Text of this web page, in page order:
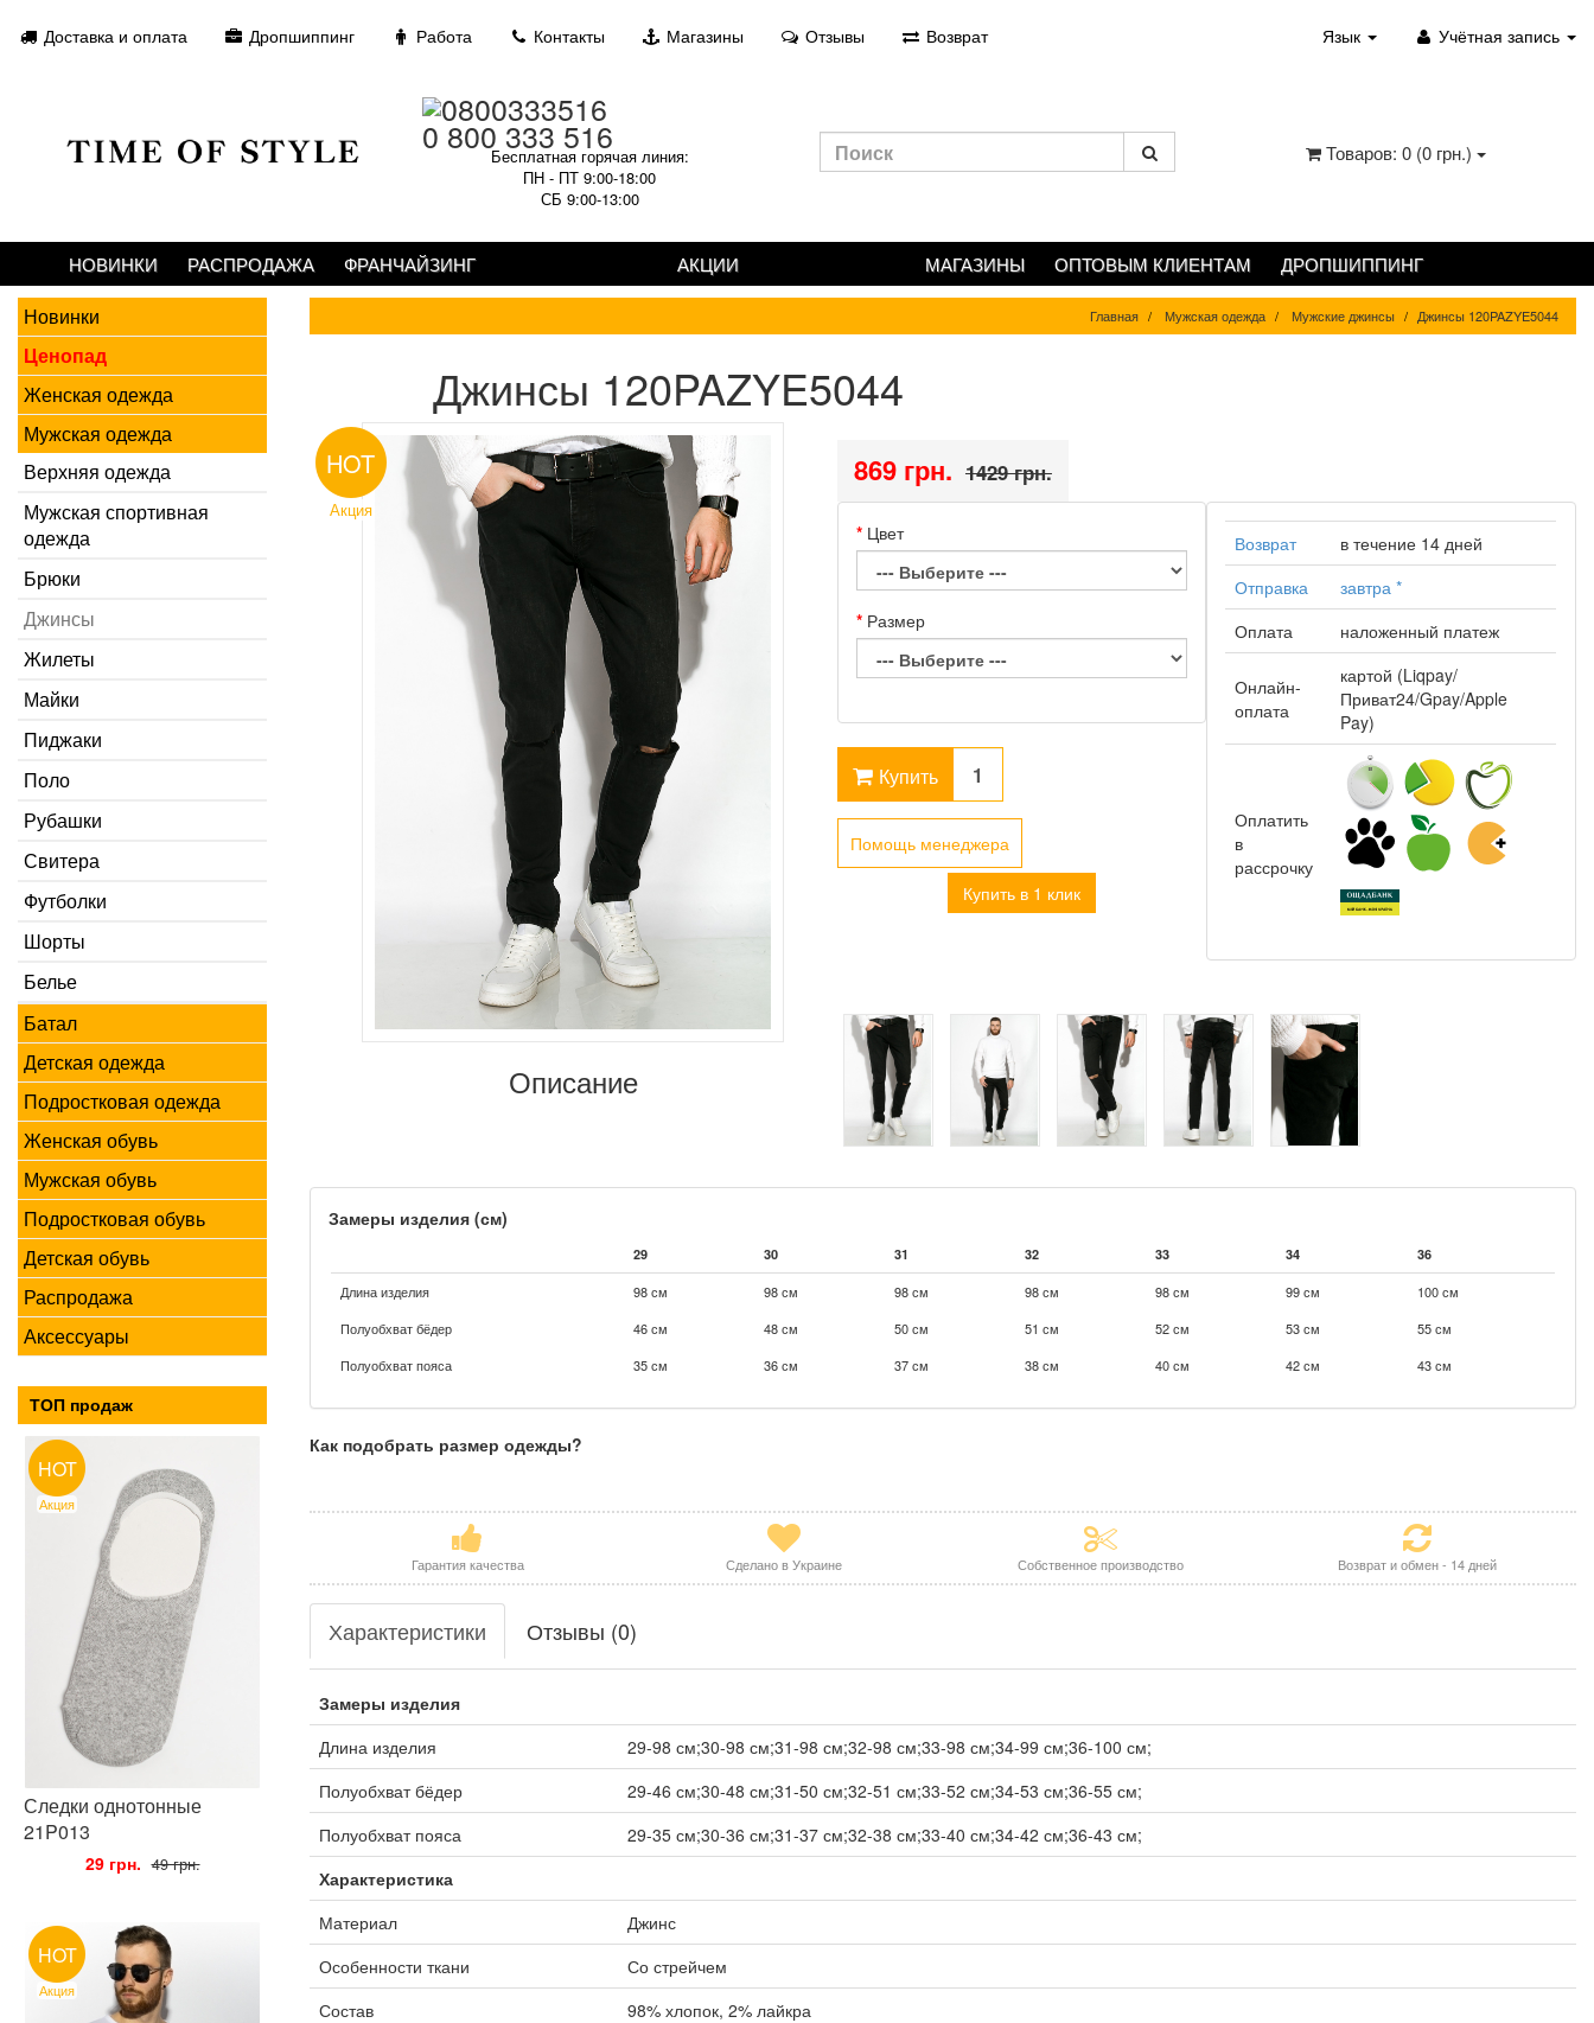
Доставка и оплата Дропшиппинг Работа Контакты Магазины Отзывы Возврат Язык Учётная запись
0 800 333 516
Бесплатная горячая линия:
ПН - ПТ 9:00-18:00
СБ 9:00-13:00
Товаров: 0 (0 грн.)
НОВИНКИ РАСПРОДАЖА ФРАНЧАЙЗИНГ АКЦИИ МАГАЗИНЫ ОПТОВЫМ КЛИЕНТАМ ДРОПШИППИНГ
Новинки
Ценопад
Женская одежда
Мужская одежда
Верхняя одежда
Мужская спортивная
одежда
Брюки
Джинсы
Жилеты
Майки
Пиджаки
Поло
Рубашки
Свитера
Футболки
Шорты
Белье
Батал
Детская одежда
Подростковая одежда
Женская обувь
Мужская обувь
Подростковая обувь
Детская обувь
Распродажа
Аксессуары
ТОП продаж
HOT
Акция
Следки однотонные
21P013
29 грн. 49 грн.
HOT
Акция
Главная Мужская одежда Мужские джинсы Джинсы 120PAZYE5044
Джинсы 120PAZYE5044
HOT
Акция
Описание
869 грн. 1429 грн.
Цвет
Размер
Купить
Помощь менеджера
Купить в 1 клик
Возврат
в течение 14 дней
Отправка
завтра*
Оплата
наложенный платеж
Онлайн-
оплата
картой (Liqpay/
Приват24/Gpay/Apple
Pay)
Оплатить
в
рассрочку
Замеры изделия (см)
29 30 31 32 33 34 36
Длина изделия 98 см 98 см 98 см 98 см 98 см 99 см
100 см
Полуобхват бёдер
46 см 48 см 50 см 51 см 52 см 53 см
55 см
Полуобхват пояса
35 см 36 см 37 см 38 см 40 см 42 см 43 см
Как подобрать размер одежды?
Гарантия качества Сделано в Украине Собственное производство Возврат и обмен - 14 дней
Характеристики Отзывы (0)
Замеры изделия
Длина изделия
29-98 см;30-98 см;31-98 см;32-98 см;33-98 см;34-99 см;36-100 см;
Полуобхват бёдер
29-46 см;30-48 см;31-50 см;32-51 см;33-52 см;34-53 см;36-55 см;
Полуобхват пояса
29-35 см;30-36 см;31-37 см;32-38 см;33-40 см;34-42 см;36-43 см;
Характеристика
Материал
Джинс
Особенности ткани
Со стрейчем
Состав
98% хлопок, 2% лайкра